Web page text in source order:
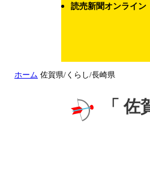
読売新聞オンライン
ホーム 佐賀県/くらし/長崎県
「